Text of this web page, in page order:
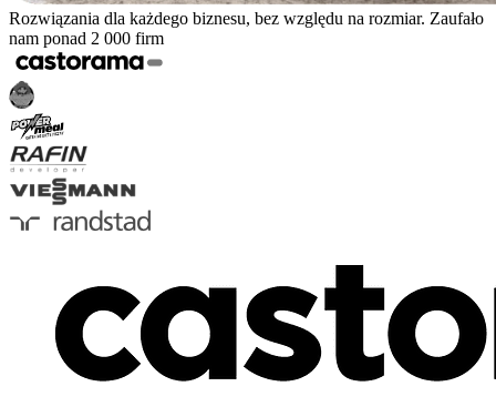
Rozwiązania dla każdego biznesu, bez względu na rozmiar. Zaufało
nam ponad 2 000 firm